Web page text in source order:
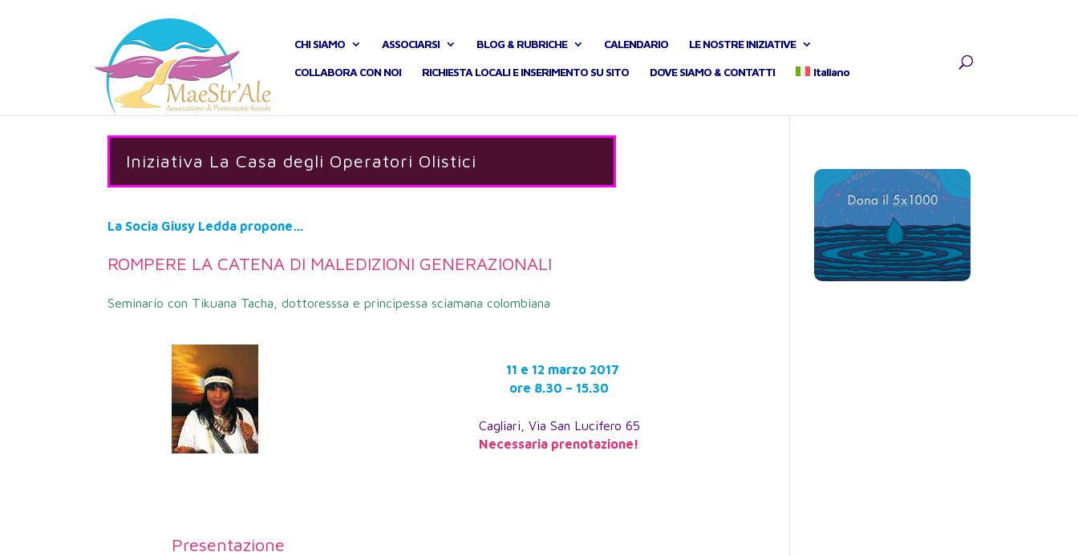
CHI SIAMO ASSOCIARSI BLOG & RUBRICHE CALENDARIO LE NOSTRE INIZIATIVE
COLLABORA CON NOI RICHIESTA LOCALI E INSERIMENTO SU SITO DOVE SIAMO & CONTATTI Italiano
Iniziativa La Casa degli Operatori Olistici
La Socia Giusy Ledda propone…
ROMPERE LA CATENA DI MALEDIZIONI GENERAZIONALI
Seminario con Tikuana Tacha, dottoresssa e principessa sciamana colombiana
11 e 12 marzo 2017
ore 8.30 – 15.30
Cagliari, Via San Lucifero 65
Necessaria prenotazione!
Presentazione